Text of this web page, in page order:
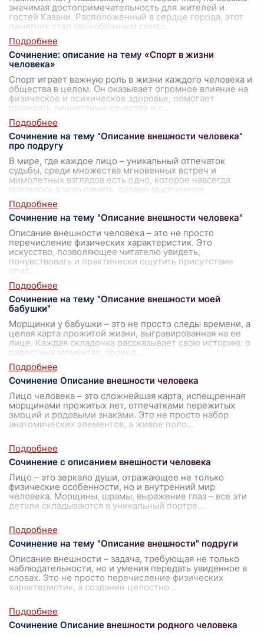
значимая достопримечательность для жителей и
гостей Казани. Расположенный в сердце города, этот
памятник стал своеобразным симво
Сочинение: описание на тему «Спорт в жизни
человека»
Спорт играет важную роль в жизни каждого человека и
общества в целом. Он оказывает огромное влияние на
физическое и психическое здоровье, помогает
развивать личностные качества и с
Сочинение на тему "Описание внешности человека"
про подругу
В мире, где каждое лицо – уникальный отпечаток
судьбы, среди множества мгновенных встреч и
мимолетных взглядов есть одно, которое навсегда
врезалось в мою память, словно высеченное
Сочинение на тему "Описание внешности человека"
Описание внешности человека – это не просто
перечисление физических характеристик. Это
искусство, позволяющее читателю увидеть,
почувствовать и практически ощутить присутствие
опис
Сочинение на тему "Описание внешности моей
бабушки"
Морщинки у бабушки – это не просто следы времени, а
целая карта прожитой жизни, выгравированная на ее
лице. Каждая складочка рассказывает свою историю: о
радостных моментах, провед
Сочинение Описание внешности человека
Лицо человека – это сложнейшая карта, испещренная
морщинами прожитых лет, отпечатками пережитых
эмоций и родовыми знаками. Это не просто набор
анатомических элементов, а живое поло...
Сочинение с описанием внешности человека
Лицо – это зеркало души, отражающее не только
физические особенности, но и внутренний мир
человека. Морщины, шрамы, выражение глаз – все эти
детали складываются в уникальный портре...
Сочинение на тему "Описание внешности" подруги
Описание внешности – задача, требующая не только
наблюдательности, но и умения передать увиденное в
словах. Это не просто перечисление физических
характеристик, а создание целостно...
Сочинение Описание внешности родного человека